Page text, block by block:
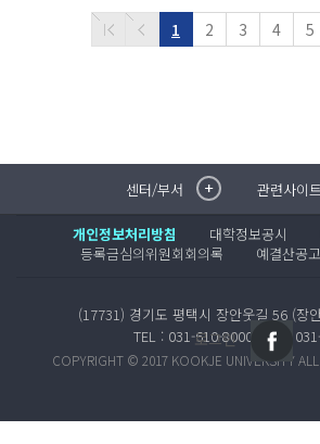
1 2 3 4 5
센터/부서취·창업지원센터
국제대학교 입학안내
학술정보원
학생생활관
산학협력단
평생교육원
교수학습지원센터
관련사이트
이
무
포
증
로그인
개인정보처리방침 대학정보공시
등록금심의위원회회의록
예결산공고
(17731) 경기도 평택시 장안웃길 56 (장
TEL : 031-610-8000
FAX :
COPYRIGHT © 2017 KOOKJE UNIVERSITY ALL